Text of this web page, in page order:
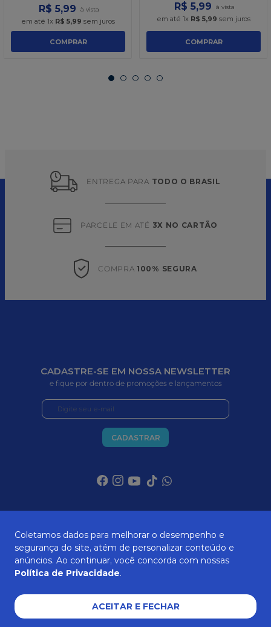
R$ 5,99
em até 1x R$ 5,99 sem juros
COMPRAR
R$ 5,99
em até 1x R$ 5,99 sem juros
COMPRAR
ENTREGA PARA TODO O BRASIL
PARCELE EM ATÉ 3X NO CARTÃO
COMPRA 100% SEGURA
CADASTRE-SE EM NOSSA NEWSLETTER
e fique por dentro de promoções e lançamentos
CADASTRAR
ATENDIMENTO
AJUDA E SUPORTE
Coletamos dados para melhorar o desempenho e
segurança do site, atém de personalizar conteúdo e
anúncios. Ao continuar, você concorda com nossas
Política de Privacidade.
ACEITAR E FECHAR